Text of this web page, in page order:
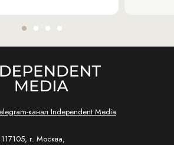
канал Independent Media
г. Москва,